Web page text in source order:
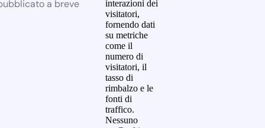
a breve
interazioni dei
visitatori,
fornendo dati
su metriche
come il
numero di
visitatori, il
tasso di
rimbalzo e le
fonti di
traffico.
Nessuno